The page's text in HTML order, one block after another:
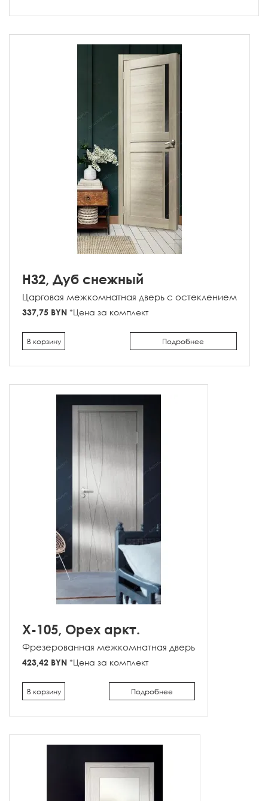
H32, Дуб снежный
Царговая межкомнатная дверь с остеклением
337,75 BYN *Цена за комплект
Подробнее
В корзину
X-105, Орех аркт.
Фрезерованная межкомнатная дверь
423,42 BYN *Цена за комплект
Подробнее
В корзину